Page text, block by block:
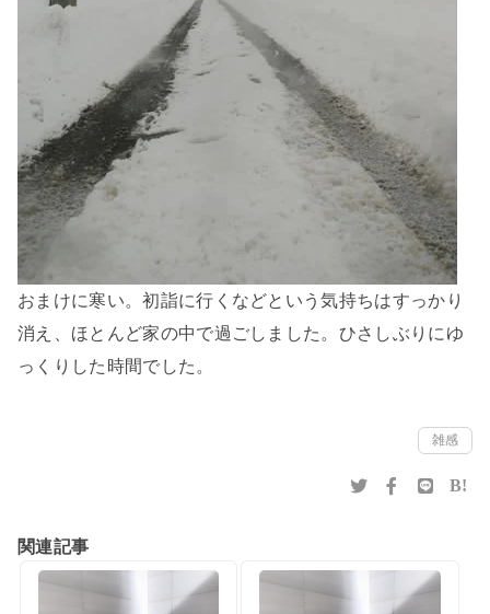
おまけに寒い。初詣に行くなどという気持ちはすっかり
消え、ほとんど家の中で過ごしました。ひさしぶりにゆ
っくりした時間でした。
雑感
B!
関連記事